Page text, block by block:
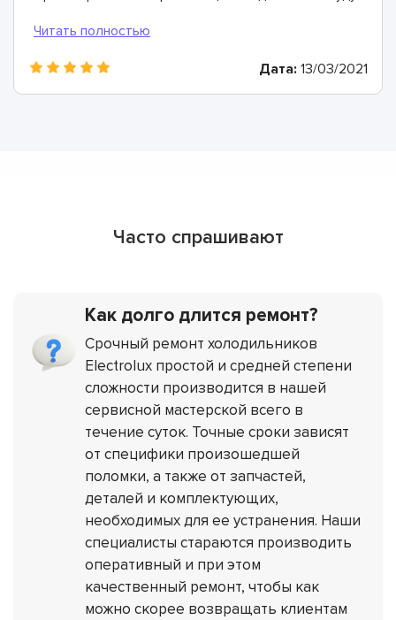
Дата: 13/03/2021
Часто спрашивают
Как долго длится ремонт?
Срочный ремонт холодильников
Electrolux простой и средней степени
сложности производится в нашей
сервисной мастерской всего в
течение суток. Точные сроки зависят
от специфики произошедшей
поломки, а также от запчастей,
деталей и комплектующих,
необходимых для ее устранения. Наши
специалисты стараются производить
оперативный и при этом
качественный ремонт, чтобы как
можно скорее возвращать клиентам